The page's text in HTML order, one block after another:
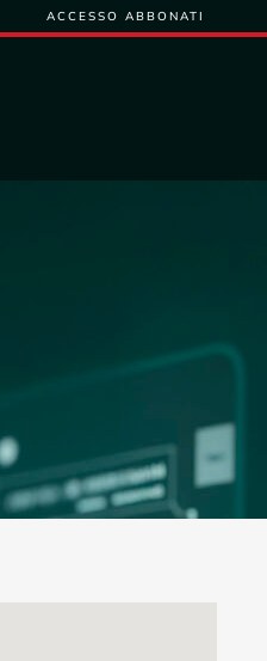
ACCESSO ABBONATI